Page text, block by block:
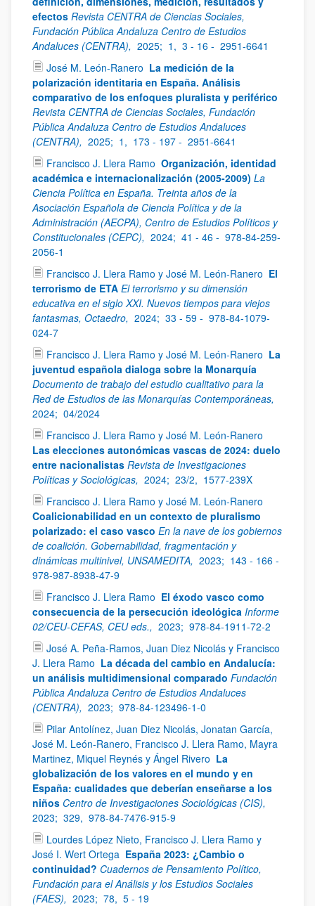
efectos Revista CENTRA de Ciencias Sociales,
Fundación Pública Andaluza Centro de Estudios
Andaluces (CENTRA), 2025; 1, 3 - 16 - 2951-6641
José M. León-Ranero La medición de la
polarización identitaria en España. Análisis
comparativo de los enfoques pluralista y periférico
Revista CENTRA de Ciencias Sociales, Fundación
Pública Andaluza Centro de Estudios Andaluces
(CENTRA), 2025; 1, 173 - 197 - 2951-6641
Francisco J. Llera Ramo Organización, identidad
académica e internacionalización (2005-2009) La
Ciencia Política en España. Treinta años de la
Asociación Española de Ciencia Política y de la
Administración (AECPA), Centro de Estudios Políticos y
Constitucionales (CEPC), 2024; 41 - 46 - 978-84-259-
2056-1
Francisco J. Llera Ramo y José M. León-Ranero El
terrorismo de ETA El terrorismo y su dimensión
educativa en el siglo XXI. Nuevos tiempos para viejos
fantasmas, Octaedro, 2024; 33 - 59 - 978-84-1079-
024-7
Francisco J. Llera Ramo y José M. León-Ranero La
juventud española dialoga sobre la Monarquía
Documento de trabajo del estudio cualitativo para la
Red de Estudios de las Monarquías Contemporáneas,
2024; 04/2024
Francisco J. Llera Ramo y José M. León-Ranero
Las elecciones autonómicas vascas de 2024: duelo
entre nacionalistas Revista de Investigaciones
Políticas y Sociológicas, 2024; 23/2, 1577-239X
Francisco J. Llera Ramo y José M. León-Ranero
Coalicionabilidad en un contexto de pluralismo
polarizado: el caso vasco En la nave de los gobiernos
de coalición. Gobernabilidad, fragmentación y
dinámicas multinivel, UNSAMEDITA, 2023; 143 - 166 -
978-987-8938-47-9
Francisco J. Llera Ramo El éxodo vasco como
consecuencia de la persecución ideológica Informe
02/CEU-CEFAS, CEU eds., 2023; 978-84-1911-72-2
José A. Peña-Ramos, Juan Diez Nicolás y Francisco
J. Llera Ramo La década del cambio en Andalucía:
un análisis multidimensional comparado Fundación
Pública Andaluza Centro de Estudios Andaluces
(CENTRA), 2023; 978-84-123496-1-0
Pilar Antolínez, Juan Diez Nicolás, Jonatan García,
José M. León-Ranero, Francisco J. Llera Ramo, Mayra
Martinez, Miquel Reynés y Ángel Rivero La
globalización de los valores en el mundo y en
España: cualidades que deberían enseñarse a los
niños Centro de Investigaciones Sociológicas (CIS),
2023; 329, 978-84-7476-915-9
Lourdes López Nieto, Francisco J. Llera Ramo y
José I. Wert Ortega España 2023: ¿Cambio o
continuidad? Cuadernos de Pensamiento Político,
Fundación para el Análisis y los Estudios Sociales
(FAES), 2023; 78, 5 - 19